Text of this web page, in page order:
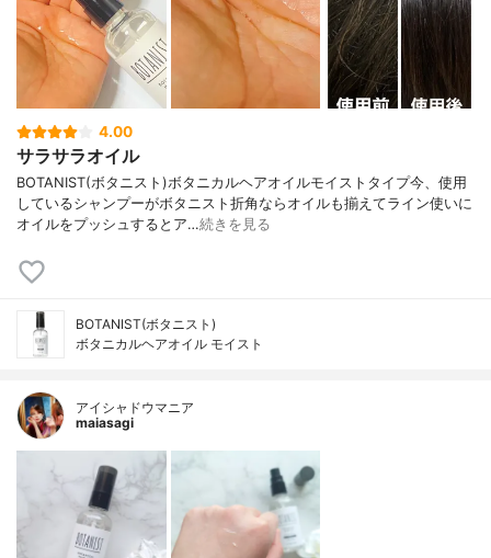
4.00
サラサラオイル
BOTANIST(ボタニスト)ボタニカルヘアオイルモイストタイプ今、使用
しているシャンプーがボタニスト折角ならオイルも揃えてライン使いに
オイルをプッシュするとア…続きを見る
BOTANIST(ボタニスト)
ボタニカルヘアオイル モイスト
アイシャドウマニア
maiasagi